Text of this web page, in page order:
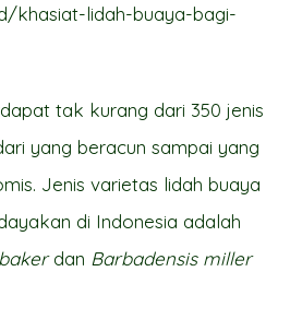
khasiat-lidah-buaya-bagi-
tak kurang dari 350 jenis
yang beracun sampai yang
Jenis varietas lidah buaya
di Indonesia adalah
dan Barbadensis miller